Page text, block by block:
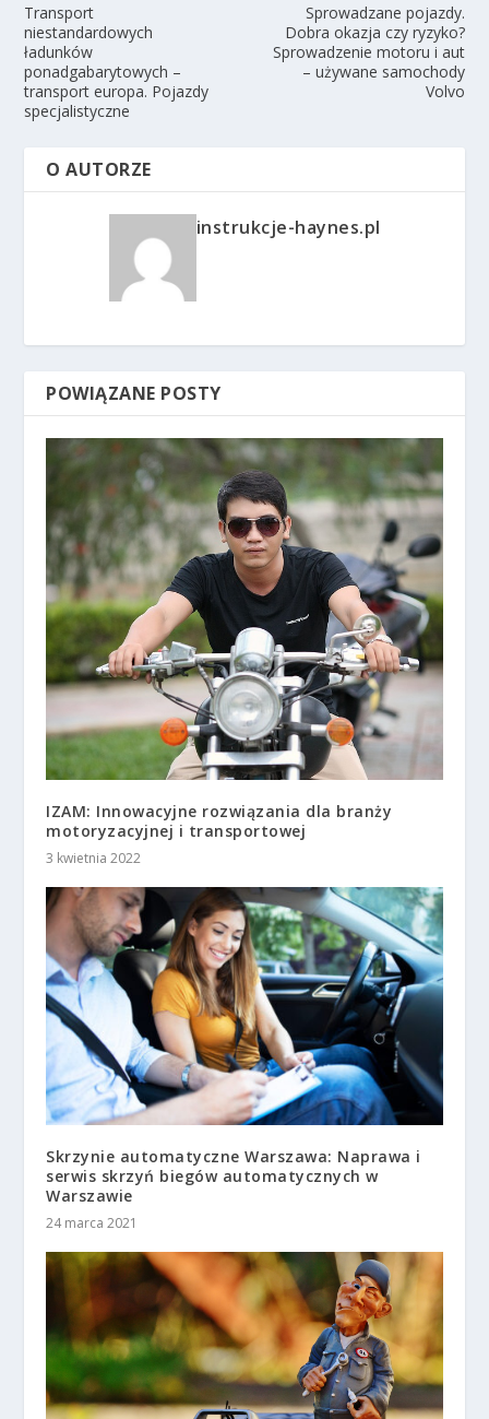
Transport
niestandardowych
ładunków
ponadgabarytowych –
transport europa. Pojazdy
specjalistyczne
Sprowadzane pojazdy.
Dobra okazja czy ryzyko?
Sprowadzenie motoru i aut
– używane samochody
Volvo
O AUTORZE
instrukcje-haynes.pl
POWIĄZANE POSTY
IZAM: Innowacyjne rozwiązania dla branży
motoryzacyjnej i transportowej
3 kwietnia 2022
Skrzynie automatyczne Warszawa: Naprawa i
serwis skrzyń biegów automatycznych w
Warszawie
24 marca 2021